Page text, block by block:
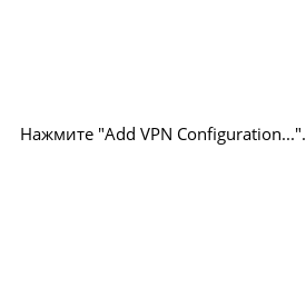
Нажмите "Add VPN Configuration...".